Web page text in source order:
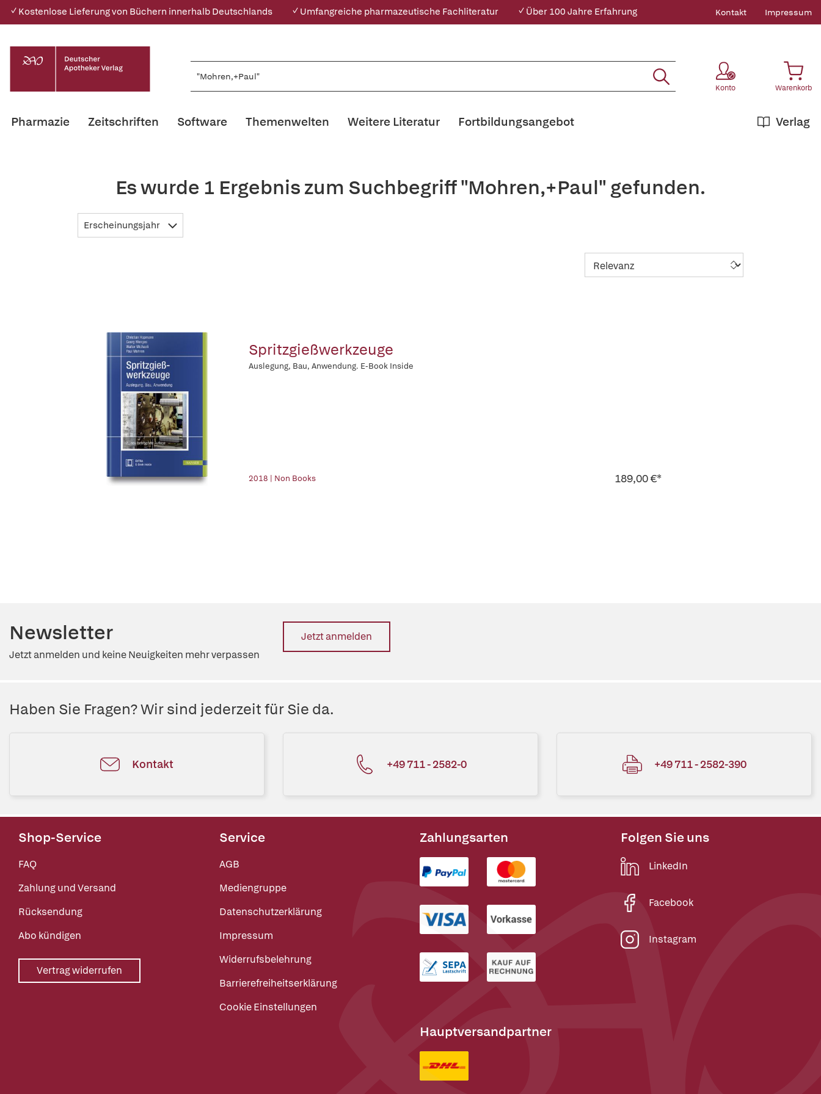
✓ Kostenlose Lieferung von Büchern innerhalb Deutschlands ✓ Umfangreiche pharmazeutische Fachliteratur ✓ Über 100 Jahre Erfahrung Kontakt Impressum
Konto Warenkorb
Pharmazie Zeitschriften Software Themenwelten Weitere Literatur Verlag
Fortbildungsangebot
Es wurde 1 Ergebnis zum Suchbegriff "Mohren,+Paul" gefunden.
Erscheinungsjahr
Spritzgießwerkzeuge
Auslegung, Bau, Anwendung. E-Book Inside
2018 | Non Books 189,00 €*
Newsletter
Jetzt anmelden und keine Neuigkeiten mehr verpassen
Jetzt anmelden
Haben Sie Fragen? Wir sind jederzeit für Sie da.
Kontakt +49 711 - 2582-0 +49 711 - 2582-390
Shop-Service
FAQ
Zahlung und Versand
Rücksendung
Abo kündigen
Vertrag widerrufen
Service
AGB
Mediengruppe
Datenschutzerklärung
Impressum
Widerrufsbelehrung
Barrierefreiheitserklärung
Cookie Einstellungen
Zahlungsarten
Hauptversandpartner
Folgen Sie uns
LinkedIn
Facebook
Instagram